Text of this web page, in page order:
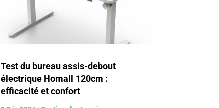
Test du bureau assis-debout
électrique Homall 120cm :
efficacité et confort